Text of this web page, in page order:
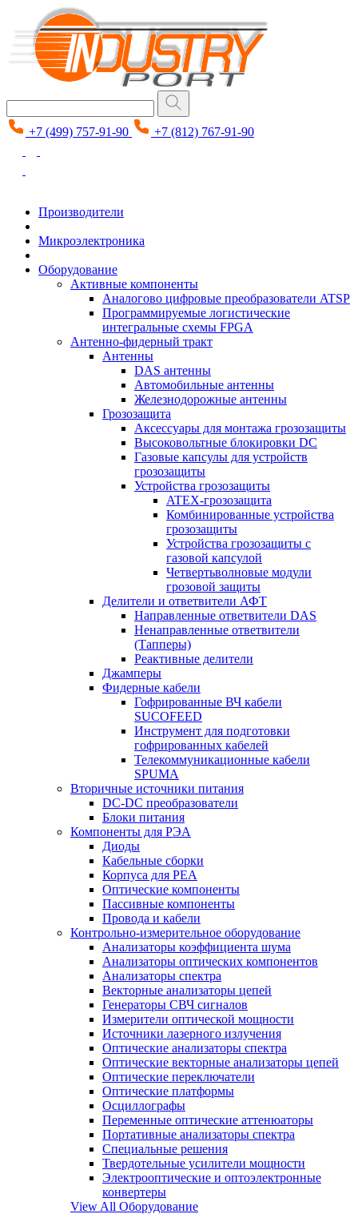
+7 (499) 757-91-90 +7 (812) 767-91-90
Производители
Микроэлектроника
Оборудование
Активные компоненты
Аналогово цифровые преобразователи ATSP
Программируемые логистические
интегральные схемы FPGA
Антенно-фидерный тракт
Антенны
DAS антенны
Автомобильные антенны
Железнодорожные антенны
Грозозащита
Аксессуары для монтажа грозозащиты
Высоковольтные блокировки DC
Газовые капсулы для устройств
грозозащиты
Устройства грозозащиты
ATEX-грозозащита
Комбинированные устройства
грозозащиты
Устройства грозозащиты с
газовой капсулой
Четвертьволновые модули
грозовой защиты
Делители и ответвители АФТ
Направленные ответвители DAS
Ненаправленные ответвители
(Тапперы)
Реактивные делители
Джамперы
Фидерные кабели
Гофрированные ВЧ кабели
SUCOFEED
Инструмент для подготовки
гофрированных кабелей
Телекоммуникационные кабели
SPUMA
Вторичные источники питания
DC-DC преобразователи
Блоки питания
Компоненты для РЭА
Диоды
Кабельные сборки
Корпуса для РЕА
Оптические компоненты
Пассивные компоненты
Провода и кабели
Контрольно-измерительное оборудование
Анализаторы коэффициента шума
Анализаторы оптических компонентов
Анализаторы спектра
Векторные анализаторы цепей
Генераторы СВЧ сигналов
Измерители оптической мощности
Источники лазерного излучения
Оптические анализаторы спектра
Оптические векторные анализаторы цепей
Оптические переключатели
Оптические платформы
Осциллографы
Переменные оптические аттенюаторы
Портативные анализаторы спектра
Специальные решения
Твердотельные усилители мощности
Электрооптические и оптоэлектронные
конвертеры
View All Оборудование